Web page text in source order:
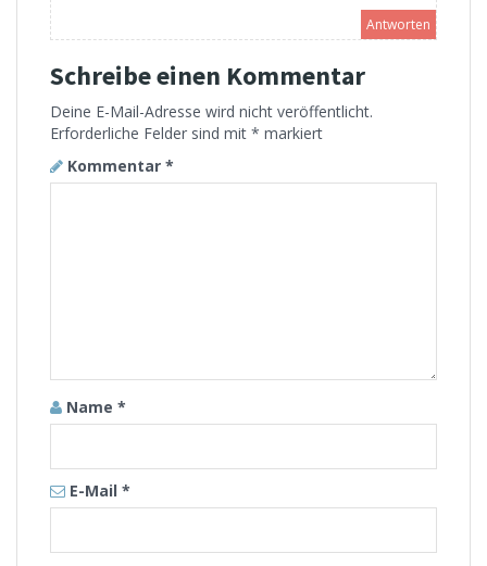
Antworten
Schreibe einen Kommentar
Deine E-Mail-Adresse wird nicht veröffentlicht.
Erforderliche Felder sind mit * markiert
Kommentar *
Name *
E-Mail *